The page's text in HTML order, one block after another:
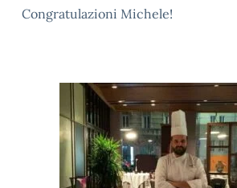
Congratulazioni Michele!